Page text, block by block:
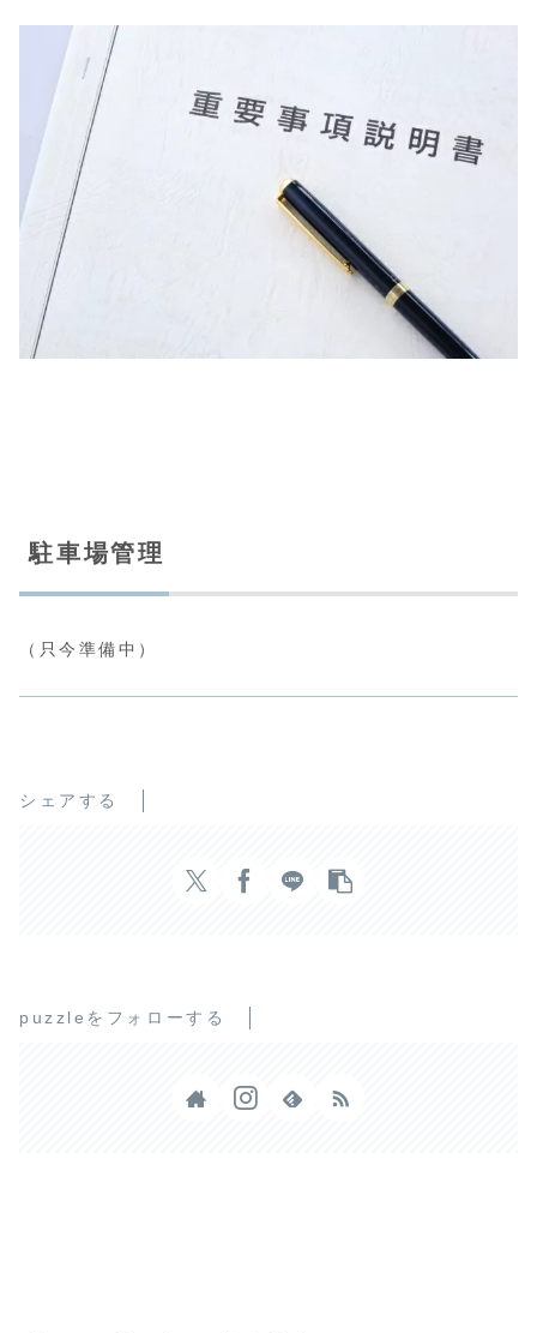
駐車場管理
（只今準備中）
シェアする
puzzleをフォローする